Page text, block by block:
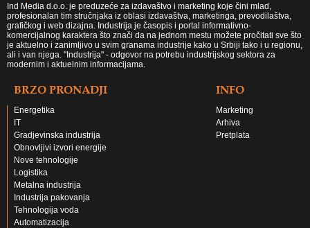
Ind Media d.o.o. je preduzeće za izdavaštvo i marketing koje čini mlad,
profesionalan tim stručnjaka iz oblasi izdavaštva, marketinga, prevodilaštva,
grafičkog i web dizajna. Industrija je časopis i portal informativno-
komercijalnog karaktera što znači da na jednom mestu možete pročitati sve što
je aktuelno i zanimljivo u svim granama industrije kako u Srbiji tako i u regionu,
ali i van njega. "Industrija" - odgovor na potrebu industrijskog sektora za
modernim i aktuelnim informacijama.
BRZO PRONADJI
Energetika
IT
Gradjevinska industrija
Obnovljivi izvori energije
Nove tehnologije
Logistika
Metalna industrija
Industrija pakovanja
Tehnologija voda
Automatizacija
INFO
Marketing
Arhiva
Pretplata